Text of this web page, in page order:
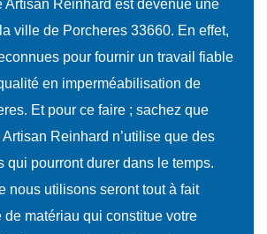
Artisan Reinhard est devenue une
ville de Porcheres 33660. En effet,
pour fournir un travail fiable
en imperméabilisation de
Et pour ce faire ; sachez que
Reinhard n’utilise que des
qui pourront durer dans le temps.
nous utilisons seront tout à fait
de matériau qui constitue votre